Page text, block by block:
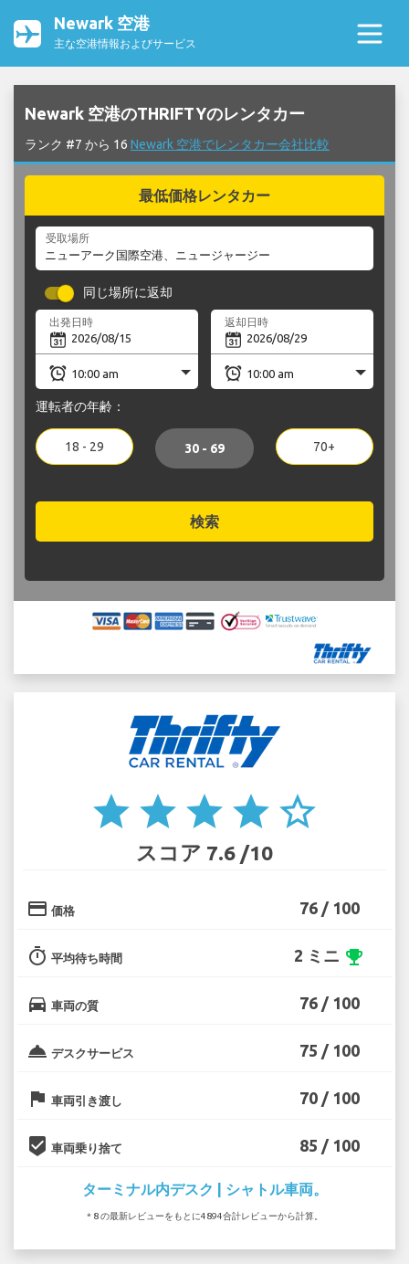
Newark 空港
主な空港情報およびサービス
Newark 空港のTHRIFTYのレンタカー
ランク #7 から 16 Newark 空港でレンタカー会社比較
最低価格レンタカー
受取場所
同じ場所に返却
出発日時 返却日時
運転者の年齢：
18 - 29 30 - 69 70+
検索
star star star star star_border
スコア 7.6 /10
credit_card 価格 76 / 100
timer 平均待ち時間 2 ミニ emoji_events
directions_car 車両の質 76 / 100
room_service デスクサービス 75 / 100
flag 車両引き渡し 70 / 100
beenhere 車両乗り捨て 85 / 100
ターミナル内デスク | シャトル車両。
* 8 の最新レビューをもとに4894合計レビューから計算。